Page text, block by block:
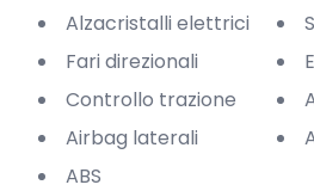
Alzacristalli elettrici
Fari direzionali
Controllo trazione
Airbag laterali
ABS